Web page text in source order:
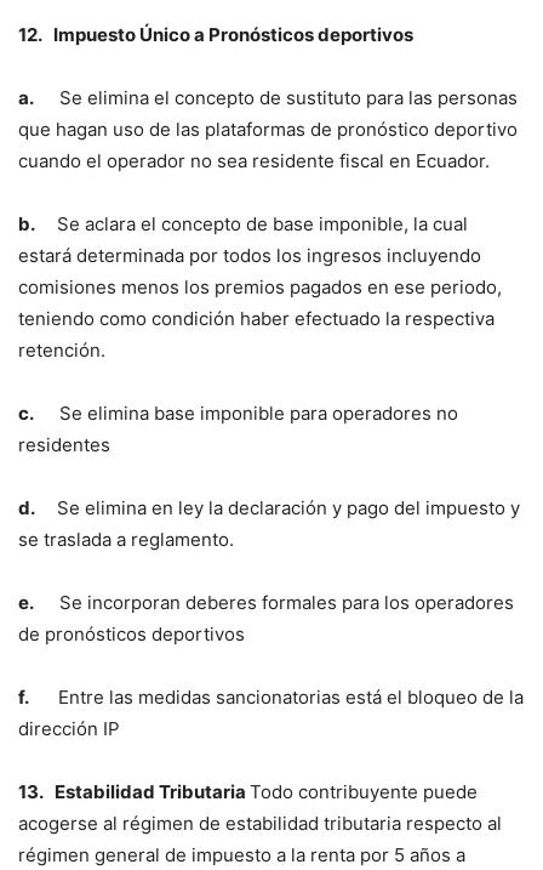
12. Impuesto Único a Pronósticos deportivos
a. Se elimina el concepto de sustituto para las personas
que hagan uso de las plataformas de pronóstico deportivo
cuando el operador no sea residente fiscal en Ecuador.
b. Se aclara el concepto de base imponible, la cual
estará determinada por todos los ingresos incluyendo
comisiones menos los premios pagados en ese periodo,
teniendo como condición haber efectuado la respectiva
retención.
c. Se elimina base imponible para operadores no
residentes
d. Se elimina en ley la declaración y pago del impuesto y
se traslada a reglamento.
e. Se incorporan deberes formales para los operadores
de pronósticos deportivos
f. Entre las medidas sancionatorias está el bloqueo de la
dirección IP
13. Estabilidad Tributaria Todo contribuyente puede
acogerse al régimen de estabilidad tributaria respecto al
régimen general de impuesto a la renta por 5 años a